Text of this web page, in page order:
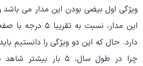
ویژگی اول بیضی بودن این مدار می
این مدار، نسبت به
دارد. حال که این دو ویژگی را دانستیم
چرا در طول سال، ۵ بار